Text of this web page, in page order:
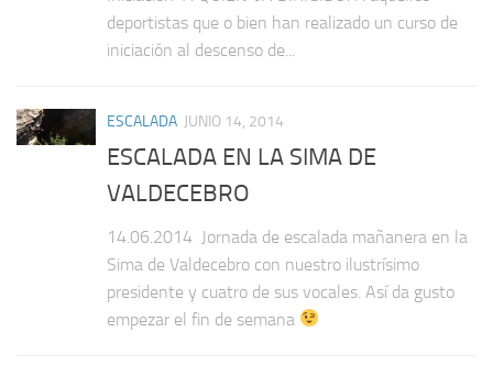
deportistas que o bien han realizado un curso de
iniciación al descenso de...
ESCALADA JUNIO 14, 2014
ESCALADA EN LA SIMA DE
VALDECEBRO
14.06.2014 Jornada de escalada mañanera en la
Sima de Valdecebro con nuestro ilustrísimo
presidente y cuatro de sus vocales. Así da gusto
empezar el fin de semana